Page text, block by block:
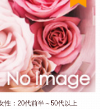
性：20代前半～50代以上